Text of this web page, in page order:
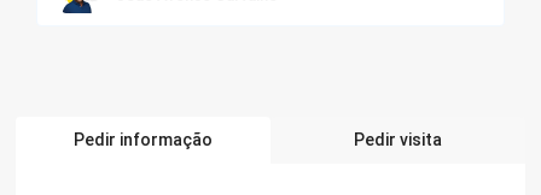
Pedir informação Pedir visita